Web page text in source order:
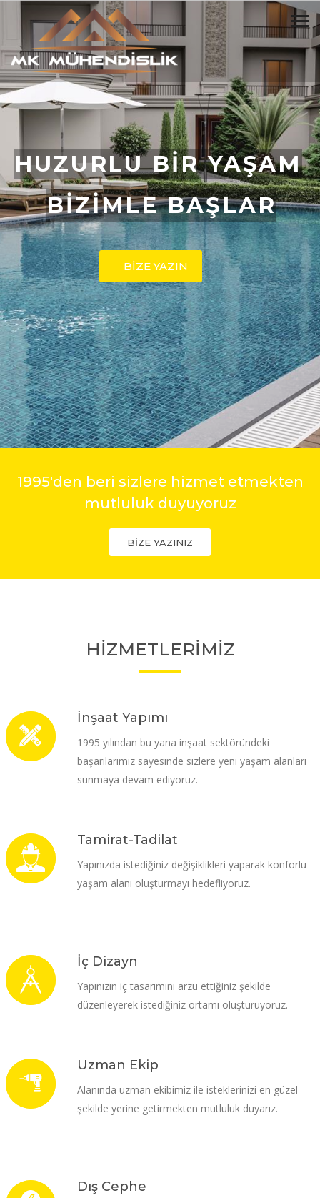
BİZİMLE BAŞLAR
BİZE YAZIN
HUZURLU BİR YAŞAM
1995'den beri sizlere hizmet etmekten
mutluluk duyuyoruz
BİZE YAZINIZ
HİZMETLERİMİZ
İnşaat Yapımı
1995 yılından bu yana inşaat sektöründeki
başarılarımız sayesinde sizlere yeni yaşam alanları
sunmaya devam ediyoruz.
Tamirat-Tadilat
Yapınızda istediğiniz değişiklikleri yaparak konforlu
yaşam alanı oluşturmayı hedefliyoruz.
İç Dizayn
Yapınızın iç tasarımını arzu ettiğiniz şekilde
düzenleyerek istediğiniz ortamı oluşturuyoruz.
Uzman Ekip
Alanında uzman ekibimiz ile isteklerinizi en güzel
şekilde yerine getirmekten mutluluk duyarız.
Dış Cephe